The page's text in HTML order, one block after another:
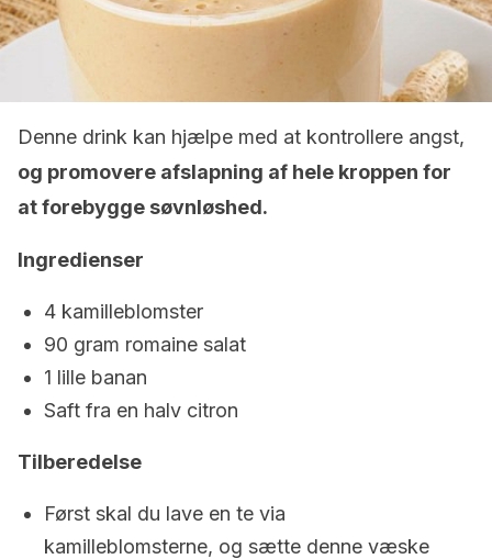
Denne drink kan hjælpe med at kontrollere angst,
og promovere afslapning af hele kroppen for
at forebygge søvnløshed.
Ingredienser
4 kamilleblomster
90 gram romaine salat
1 lille banan
Saft fra en halv citron
Tilberedelse
Først skal du lave en te via
kamilleblomsterne, og sætte denne væske